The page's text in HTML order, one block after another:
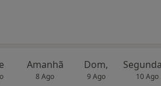
Amanhã
8 Ago
Dom,
9 Ago 10 Ago